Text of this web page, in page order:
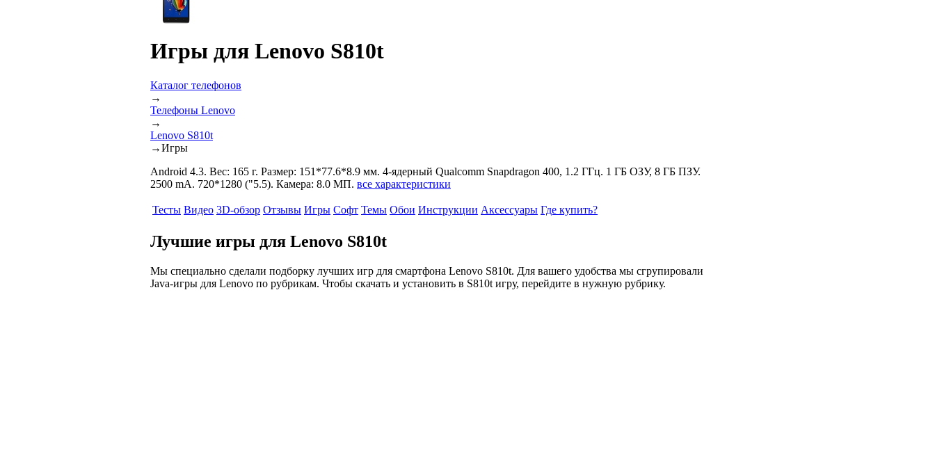
Игры для Lenovo S810t
Каталог телефонов
→
Телефоны Lenovo
→
Lenovo S810t
→Игры
Android 4.3. Вес: 165 г. Размер: 151*77.6*8.9 мм. 4-ядерный Qualcomm Snapdragon 400, 1.2 ГГц. 1 ГБ ОЗУ, 8 ГБ ПЗУ.
2500 mA. 720*1280 ("5.5). Камера: 8.0 МП. все характеристики
Тесты Видео 3D-обзор Отзывы Игры Софт Темы Обои Инструкции Аксессуары Где купить?
Лучшие игры для Lenovo S810t
Мы специально сделали подборку лучших игр для смартфона Lenovo S810t. Для вашего удобства мы сгрупировали
Java-игры для Lenovo по рубрикам. Чтобы скачать и установить в S810t игру, перейдите в нужную рубрику.